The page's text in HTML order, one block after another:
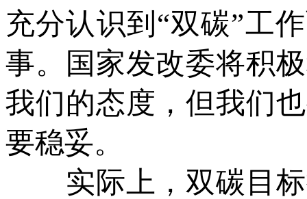
充分认识到“双碳”工
事。国家发改委将积
我们的态度，但我们
要稳妥。
实际上，双碳目标